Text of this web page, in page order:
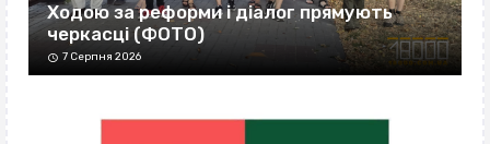
Ходою за реформи і діалог прямують
черкасці (ФОТО)
7 Серпня 2026